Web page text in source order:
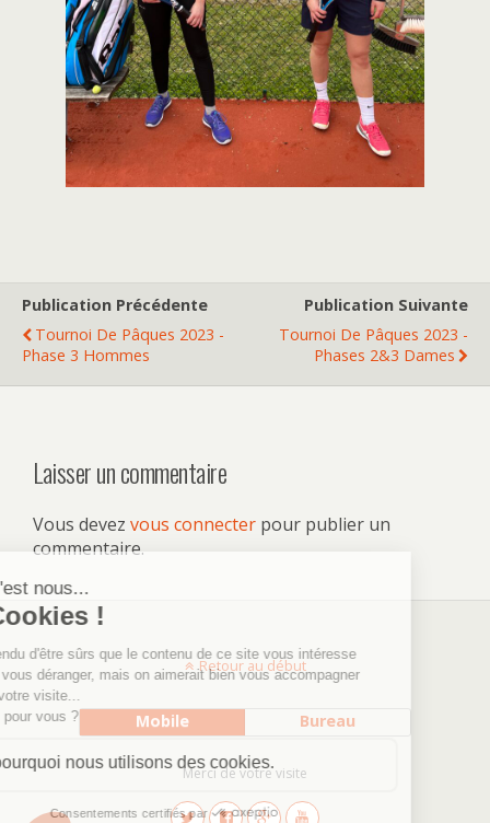
Publication Précédente
Tournoi De Pâques 2023 -
Phase 3 Hommes
Publication Suivante
Tournoi De Pâques 2023 -
Phases 2&3 Dames
Laisser un commentaire
Vous devez vous connecter pour publier un
commentaire.
Retour au début
Mobile Bureau
Merci de votre visite